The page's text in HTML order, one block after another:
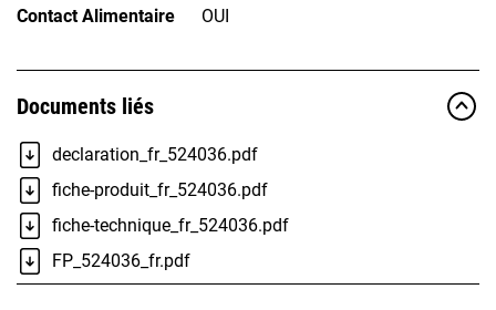
Contact Alimentaire
OUI
Documents liés
declaration_fr_524036.pdf
fiche-produit_fr_524036.pdf
fiche-technique_fr_524036.pdf
FP_524036_fr.pdf